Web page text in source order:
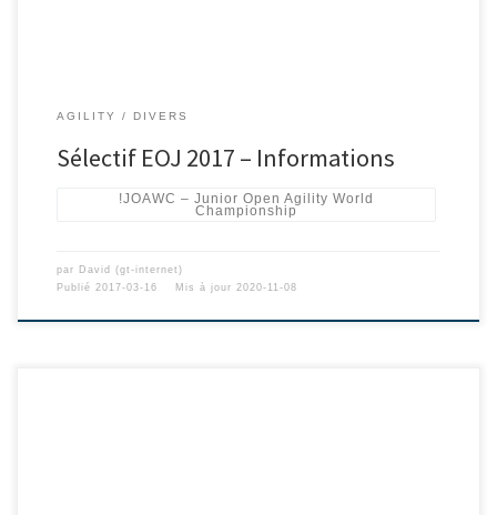
AGILITY DIVERS
Sélectif EOJ 2017 – Informations
!JOAWC – Junior Open Agility World
Championship
par David (gt-internet)
Publié 2017-03-16 Mis à jour 2020-11-08